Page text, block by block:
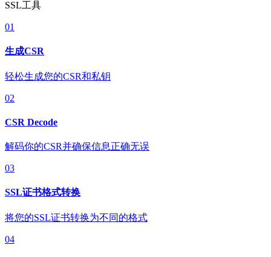
SSL工具
01
生成CSR
轻松生成您的CSR和私钥
02
CSR Decode
解码你的CSR并确保信息正确无误
03
SSL证书格式转换
将您的SSL证书转换为不同的格式
04